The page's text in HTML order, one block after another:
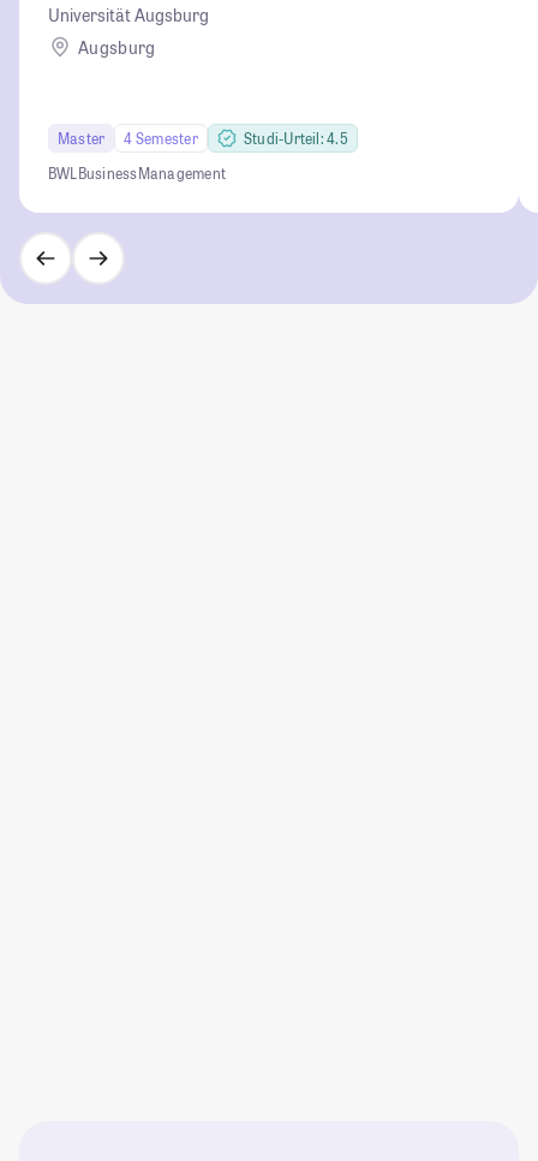
Universität Augsburg
Augsburg
Master 4 Semester
Studi-Urteil: 4.5
BWLBusinessManagement